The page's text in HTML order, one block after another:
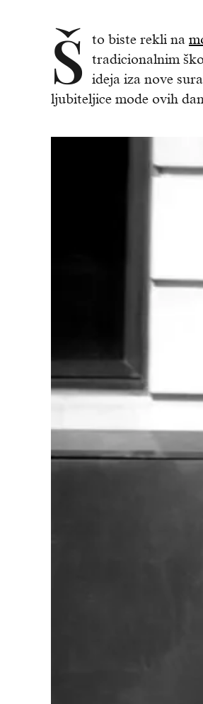
Š to biste rekli na
tradicionalnim
ideja iza nove
ljubiteljice mode ovih